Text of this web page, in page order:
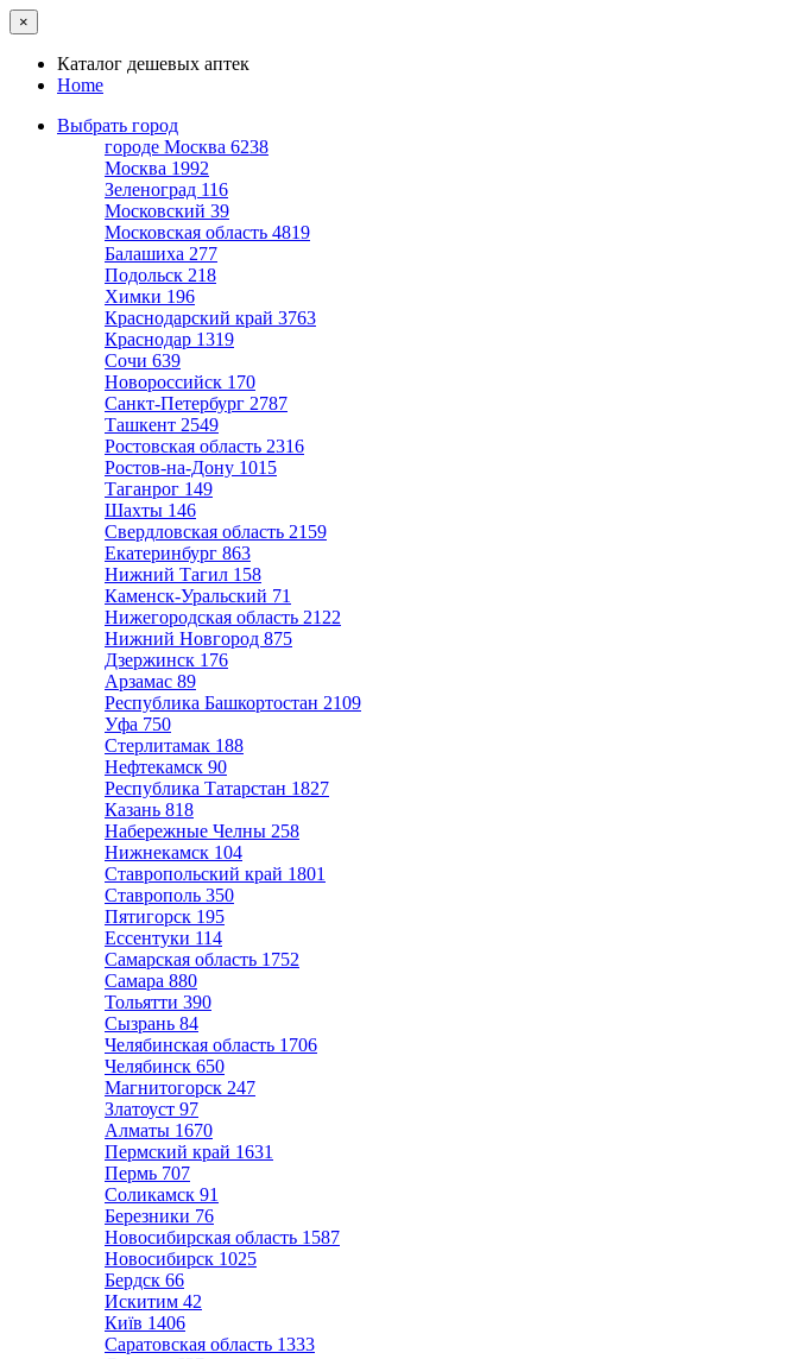
×
Каталог дешевых аптек
Home
Выбрать город
городе Москва 6238
Москва 1992
Зеленоград 116
Московский 39
Московская область 4819
Балашиха 277
Подольск 218
Химки 196
Краснодарский край 3763
Краснодар 1319
Сочи 639
Новороссийск 170
Санкт-Петербург 2787
Ташкент 2549
Ростовская область 2316
Ростов-на-Дону 1015
Таганрог 149
Шахты 146
Свердловская область 2159
Екатеринбург 863
Нижний Тагил 158
Каменск-Уральский 71
Нижегородская область 2122
Нижний Новгород 875
Дзержинск 176
Арзамас 89
Республика Башкортостан 2109
Уфа 750
Стерлитамак 188
Нефтекамск 90
Республика Татарстан 1827
Казань 818
Набережные Челны 258
Нижнекамск 104
Ставропольский край 1801
Ставрополь 350
Пятигорск 195
Ессентуки 114
Самарская область 1752
Самара 880
Тольятти 390
Сызрань 84
Челябинская область 1706
Челябинск 650
Магнитогорск 247
Златоуст 97
Алматы 1670
Пермский край 1631
Пермь 707
Соликамск 91
Березники 76
Новосибирская область 1587
Новосибирск 1025
Бердск 66
Искитим 42
Київ 1406
Саратовская область 1333